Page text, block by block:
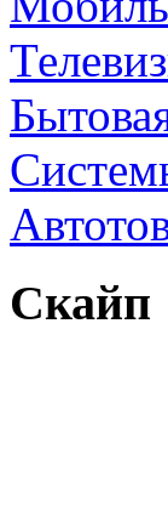
Скайп